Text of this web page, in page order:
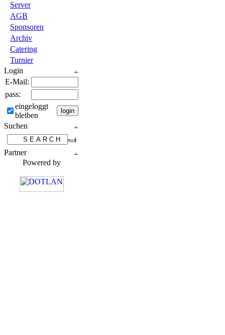
Server
AGB
Sponsoren
Archiv
Catering
Turnier
Login
E-Mail:
pass:
eingeloggt
bleiben
Suchen
Partner
Powered by